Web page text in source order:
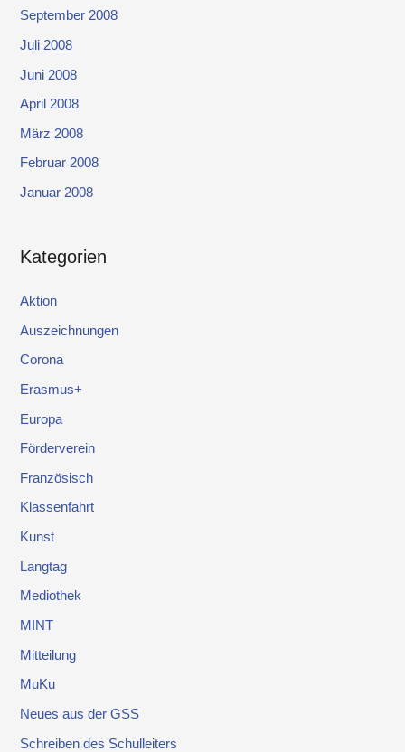
September 2008
Juli 2008
Juni 2008
April 2008
März 2008
Februar 2008
Januar 2008
Kategorien
Aktion
Auszeichnungen
Corona
Erasmus+
Europa
Förderverein
Französisch
Klassenfahrt
Kunst
Langtag
Mediothek
MINT
Mitteilung
MuKu
Neues aus der GSS
Schreiben des Schulleiters